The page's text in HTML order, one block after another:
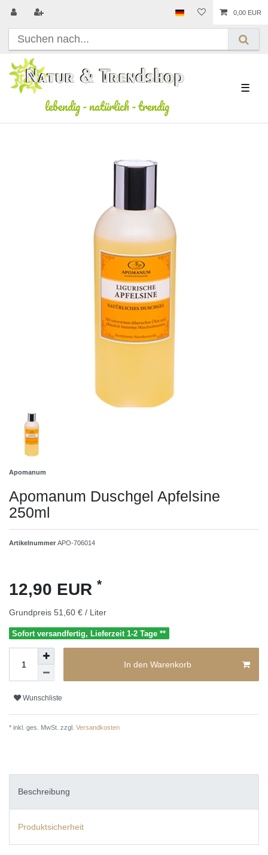
0,00 EUR
lebendig-natürlich-trendig
☰
Apomanum
Apomanum Duschgel Apfelsine
250ml
Artikelnummer APO-706014
12,90 EUR *
Grundpreis 51,60 € / Liter
Sofort versandfertig, Lieferzeit 1-2 Tage **
In den Warenkorb
Wunschliste
* inkl. ges. MwSt. zzgl. Versandkosten
Beschreibung
Produktsicherheit